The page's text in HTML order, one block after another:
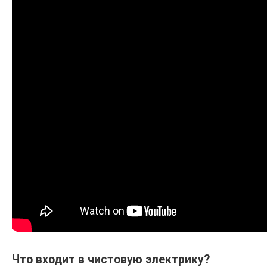
Что входит в чистовую электрику?